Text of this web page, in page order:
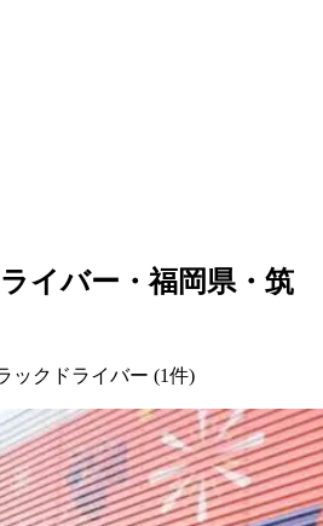
イバー・福岡県・筑
ックドライバー (1件)